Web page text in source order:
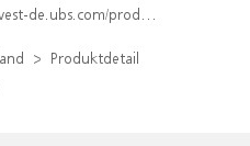
produkt/detail/index/isin/DE000WA6GR14
Produktdetail